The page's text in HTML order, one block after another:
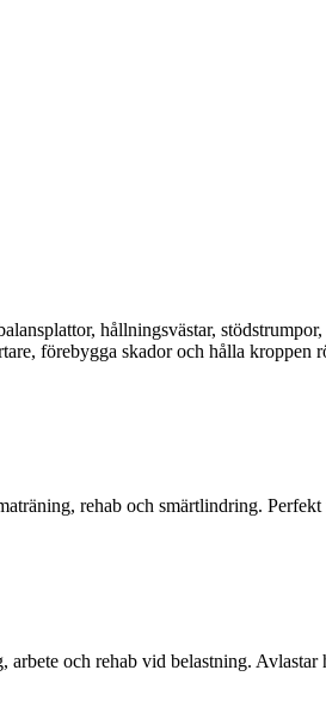
hållningsvästar,
förebygga skador och hålla
rehab och smärtlindring.
och rehab vid belastning.